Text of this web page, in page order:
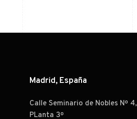
Madrid, España
Calle Seminario de Nobles Nº 4,
PLanta 3º